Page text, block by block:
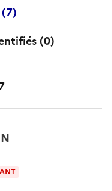
7)
(0)